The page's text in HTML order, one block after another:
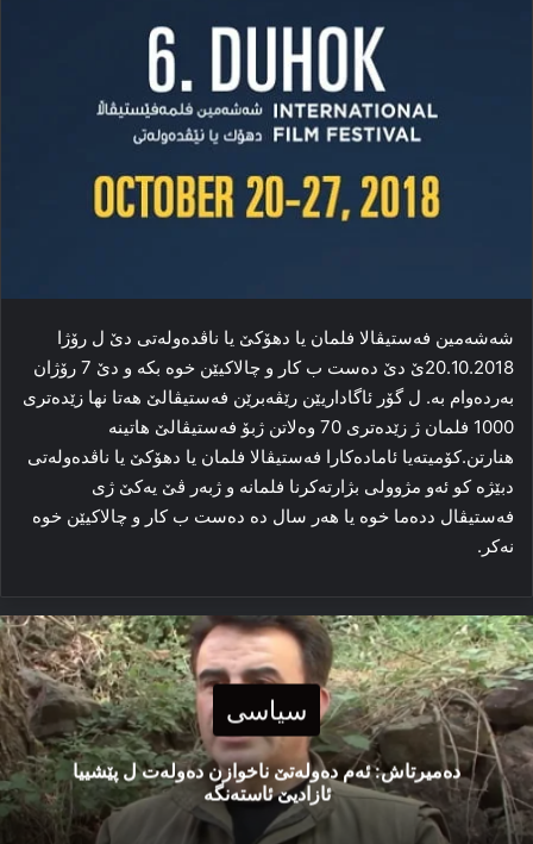
شەشەمین فەستیڤالا فلمان یا دھۆكێ یا ناڤدەولەتی دێ ل رۆژا
20.10.2018ێ دێ دەست ب كار و چالاكیێن خوە بكە و دێ 7 رۆژان
بەردەوام بە. ل گۆر ئاگاداریێن رێڤەبرێن فەستیڤالێ ھەتا نھا زێدەتری
1000 فلمان ژ زێدەتری 70 وەلاتن ژبۆ فەستیڤالێ ھاتینە
ھنارتن.كۆمیتەیا ئامادەكارا فەستیڤالا فلمان یا دھۆكێ یا ناڤدەولەتی
دبێژە كو ئەو مژوولی بژارتەكرنا فلمانە و ژبەر ڤێ یەكێ ژی
فەستیڤال ددەما خوە یا ھەر سال دە دەست ب كار و چالاكیێن خوە
نەكر.
سیاسی
دەمیرتاش: ئەم دەولەتێ ناخوازن دەولەت ل پێشییا
ئازادیێ ئاستەنگە